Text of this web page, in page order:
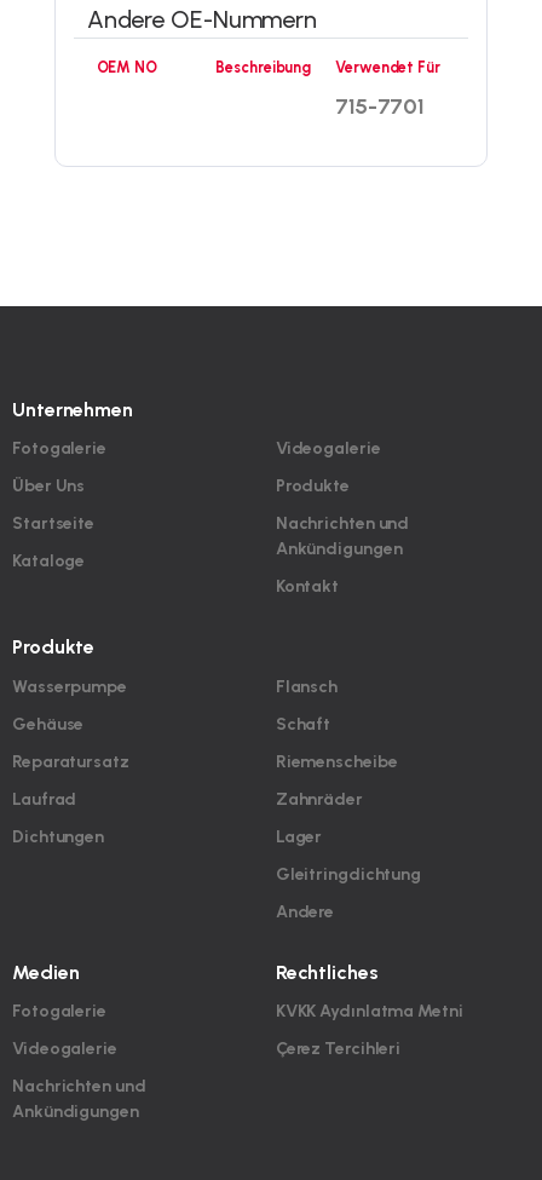
Andere OE-Nummern
OEM NO Beschreibung Verwendet Für
715-7701
Unternehmen
Fotogalerie
Über Uns
Startseite
Kataloge
Videogalerie
Produkte
Nachrichten und
Ankündigungen
Kontakt
Produkte
Wasserpumpe
Gehäuse
Reparatursatz
Laufrad
Dichtungen
Flansch
Schaft
Riemenscheibe
Zahnräder
Lager
Gleitringdichtung
Andere
Medien
Fotogalerie
Videogalerie
Nachrichten und
Ankündigungen
Rechtliches
KVKK Aydınlatma Metni
Çerez Tercihleri